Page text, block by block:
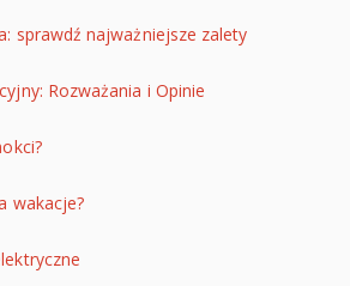
sprawdź najważniejsze zalety
Rozważania i Opinie
wakacje?